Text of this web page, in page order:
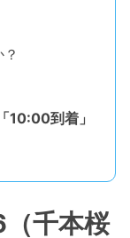
10:00到着」
千本桜